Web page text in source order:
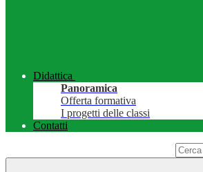
Didattica
Panoramica
Offerta formativa
I progetti delle classi
Contatti